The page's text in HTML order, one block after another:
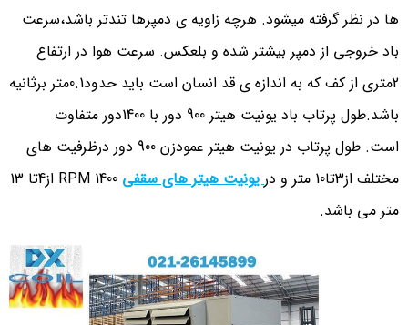
ها در نظر گرفته میشود. هرچه زاویه ی دمپرها تندتر باشد،سرعت
باد خروجی از دمپر بیشتر شده و بلعکس. سرعت هوا در ارتفاع
2متری از کف که به اندازه ی قد انسان است باید حدود0.1متر برثانیه
باشد.طول پرتاب باد یونیت هیتر 900 دور با 1400دور متفاوت
است. طول پرتاب در یونیت هیتر عمودزن 900 دور درظرفیت های
مختلف از3تا10 متر و در
یونیت هیتر های سقفی
1400 RPM از4تا 13
متر می باشد.